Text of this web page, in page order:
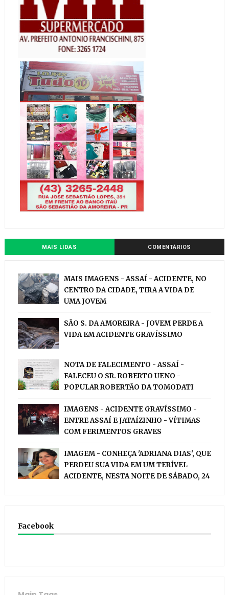
MAIS LIDAS COMENTÁRIOS
MAIS IMAGENS - ASSAÍ - ACIDENTE, NO
CENTRO DA CIDADE, TIRA A VIDA DE
UMA JOVEM
SÃO S. DA AMOREIRA - JOVEM PERDE A
VIDA EM ACIDENTE GRAVÍSSIMO
NOTA DE FALECIMENTO - ASSAÍ -
FALECEU O SR. ROBERTO UENO -
POPULAR ROBERTÃO DA TOMODATI
IMAGENS - ACIDENTE GRAVÍSSIMO -
ENTRE ASSAÍ E JATAÍZINHO - VÍTIMAS
COM FERIMENTOS GRAVES
IMAGEM - CONHEÇA 'ADRIANA DIAS', QUE
PERDEU SUA VIDA EM UM TERÍVEL
ACIDENTE, NESTA NOITE DE SÁBADO, 24
Facebook